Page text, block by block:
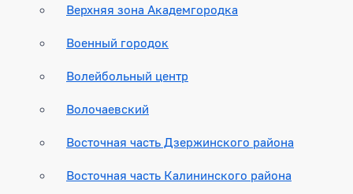
Верхняя зона Академгородка
Военный городок
Волейбольный центр
Волочаевский
Восточная часть Дзержинского района
Восточная часть Калининского района